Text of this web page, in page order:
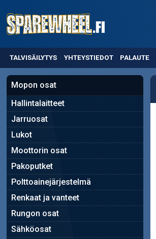
TALVISÄILYTYS YHTEYSTIEDOT PALAUTE
Mopon osat
Hallintalaitteet
Jarruosat
Lukot
Moottorin osat
Pakoputket
Polttoainejärjestelmä
Renkaat ja vanteet
Rungon osat
Sähköosat